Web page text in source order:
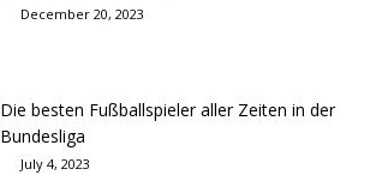
December 20, 2023
Die besten Fußballspieler aller Zeiten in der
Bundesliga
July 4, 2023